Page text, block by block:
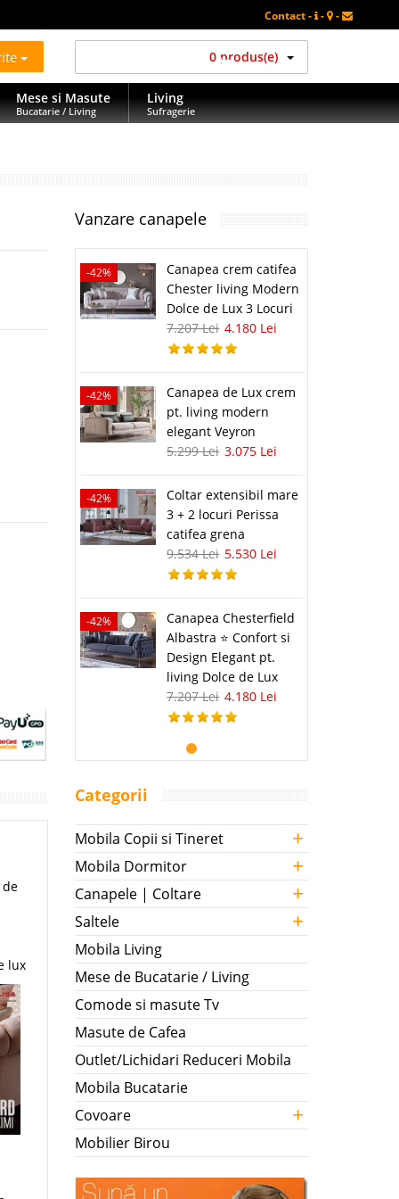
Contact - - -
0 produs(e)
Mese si Masute
Bucatarie / Living
Living
Sufragerie
lux
Vanzare canapele
-42%
Canapea crem catifea
Chester living Modern
Dolce de Lux 3 Locuri
7.207 Lei 4.180 Lei
-42%
Canapea de Lux crem
pt. living modern
elegant Veyron
5.299 Lei 3.075 Lei
-42%
Coltar extensibil mare
3 + 2 locuri Perissa
catifea grena
9.534 Lei 5.530 Lei
-42%
Canapea Chesterfield
Albastra ⭐ Confort si
Design Elegant pt.
living Dolce de Lux
7.207 Lei 4.180 Lei
Categorii
Mobila Copii si Tineret +
Mobila Dormitor +
Canapele | Coltare +
Saltele +
Mobila Living
Mese de Bucatarie / Living
Comode si masute Tv
Masute de Cafea
Outlet/Lichidari Reduceri Mobila
Mobila Bucatarie
Covoare
+
Mobilier Birou